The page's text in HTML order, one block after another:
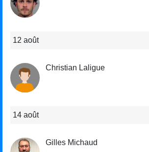
12 août
Christian Laligue
14 août
Gilles Michaud